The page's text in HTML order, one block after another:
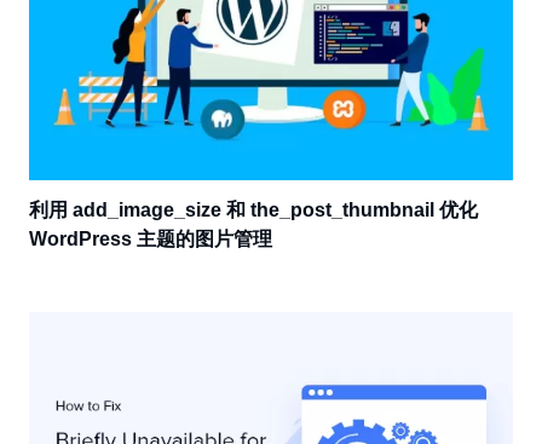
利用 add_image_size 和 the_post_thumbnail 优化
WordPress 主题的图片管理